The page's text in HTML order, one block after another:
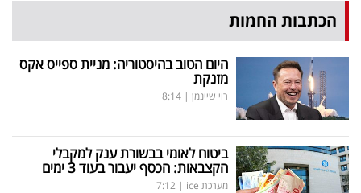
הכתבות החמות
היום הטוב בהיסטוריה: מניית ספייס אקס
מזנקת
רוי שיינמן |
8:14
ביטוח לאומי בבשורת ענק למקבלי
הקצבאות: הכסף יעבור בעוד 3 ימים
מערכת ice |
7:12